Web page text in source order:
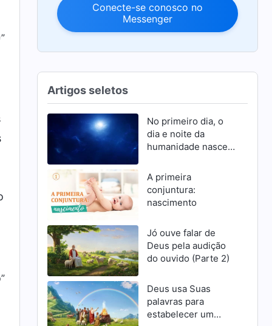
Conecte-se conosco no
Messenger
Artigos seletos
No primeiro dia, o
dia e noite da
humanidade nascem
graças à autoridade
de Deus
A primeira
conjuntura:
nascimento
Jó ouve falar de
Deus pela audição
do ouvido (Parte 2)
Deus usa Suas
palavras para
estabelecer um